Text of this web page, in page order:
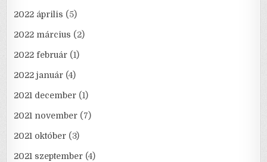
2022 április (5)
2022 március (2)
2022 február (1)
2022 január (4)
2021 december (1)
2021 november (7)
2021 október (3)
2021 szeptember (4)